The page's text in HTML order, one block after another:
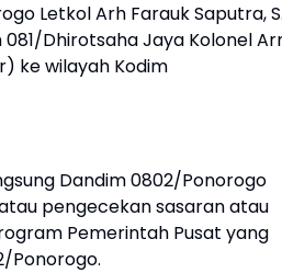
Letkol Arh Farauk Saputra,
Dhirotsaha Jaya Kolonel
ke wilayah Kodim
Dandim 0802/Ponorogo
pengecekan sasaran atau
Pemerintah Pusat yang
Ponorogo.